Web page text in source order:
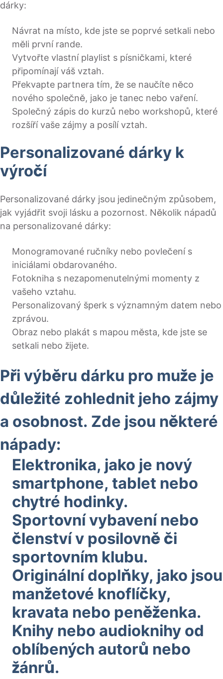
dárky:
Návrat na místo, kde jste se poprvé setkali nebo
měli první rande.
Vytvořte vlastní playlist s písničkami, které
připomínají váš vztah.
Překvapte partnera tím, že se naučíte něco
nového společně, jako je tanec nebo vaření.
Společný zápis do kurzů nebo workshopů, které
rozšíří vaše zájmy a posílí vztah.
Personalizované dárky k
výročí
Personalizované dárky jsou jedinečným způsobem,
jak vyjádřit svoji lásku a pozornost. Několik nápadů
na personalizované dárky:
Monogramované ručníky nebo povlečení s
iniciálami obdarovaného.
Fotokniha s nezapomenutelnými momenty z
vašeho vztahu.
Personalizovaný šperk s významným datem nebo
zprávou.
Obraz nebo plakát s mapou města, kde jste se
setkali nebo žijete.
Při výběru dárku pro muže je
důležité zohlednit jeho zájmy
a osobnost. Zde jsou některé
nápady:
Elektronika, jako je nový
smartphone, tablet nebo
chytré hodinky.
Sportovní vybavení nebo
členství v posilovně či
sportovním klubu.
Originální doplňky, jako jsou
manžetové knoflíčky,
kravata nebo peněženka.
Knihy nebo audioknihy od
oblíbených autorů nebo
žánrů.